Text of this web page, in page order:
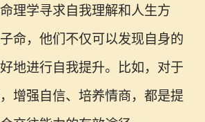
理学寻求自我理解和人生方
命，他们不仅可以发现自身的
地进行自我提升。比如，对于
增强自信、培养情商，都是提